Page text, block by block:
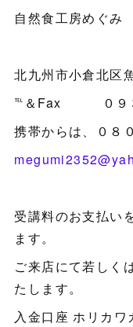
自然食工房めぐみ
北九州市小倉北区
℡＆Fax ０９３
携帯からは、０８
受講料のお支払い
ます。
ご来店にて若しく
たします。
入金口座 ホリカワ